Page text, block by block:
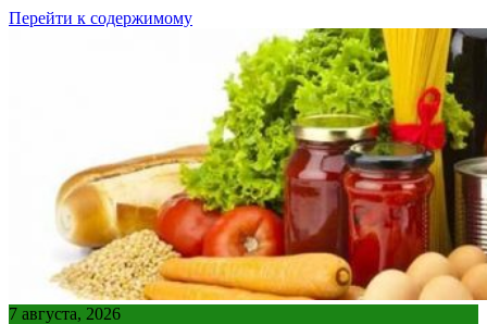
Перейти к содержимому
7 августа, 2026